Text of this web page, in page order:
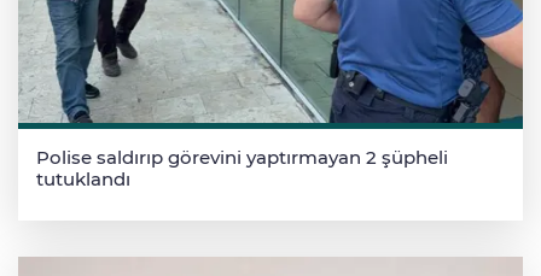
Polise saldırıp görevini yaptırmayan 2 şüpheli
tutuklandı